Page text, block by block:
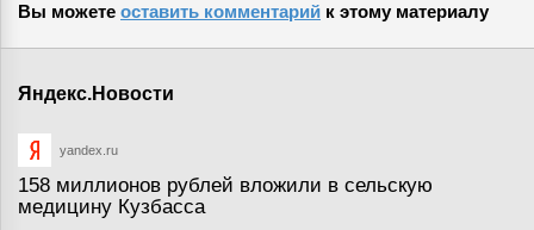
Вы можете оставить комментарий к этому материалу
Яндекс.Новости
yandex.ru
158 миллионов рублей вложили в сельскую
медицину Кузбасса